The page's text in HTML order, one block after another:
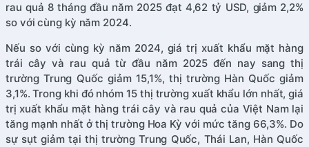
rau quả 8 tháng đầu năm 2025 đạt 4,62 tỷ USD, giảm 2,2%
so với cùng kỳ năm 2024.
Nếu so với cùng kỳ năm 2024, giá trị xuất khẩu mặt hàng
trái cây và rau quả từ đầu năm 2025 đến nay sang thị
trường Trung Quốc giảm 15,1%, thị trường Hàn Quốc giảm
3,1%. Trong khi đó nhóm 15 thị trường xuất khẩu lớn nhất, giá
trị xuất khẩu mặt hàng trái cây và rau quả của Việt Nam lại
tăng mạnh nhất ở thị trường Hoa Kỳ với mức tăng 66,3%. Do
sự sụt giảm tại thị trường Trung Quốc, Thái Lan, Hàn Quốc